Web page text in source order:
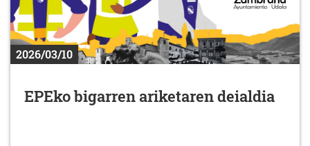
2026/03/10
EPEko bigarren ariketaren deialdia